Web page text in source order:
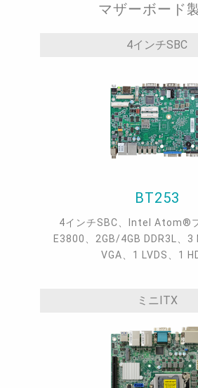
マザーボード
4インチSBC
BT253
4インチSBC、Intel Atom®
E3800、2GB/4GB DDR3L、3
VGA、1 LVDS、1
ミニITX